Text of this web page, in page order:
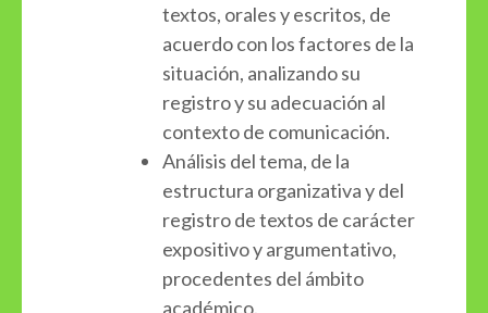
textos, orales y escritos, de
acuerdo con los factores de la
situación, analizando su
registro y su adecuación al
contexto de comunicación.
Análisis del tema, de la
estructura organizativa y del
registro de textos de carácter
expositivo y argumentativo,
procedentes del ámbito
académico.